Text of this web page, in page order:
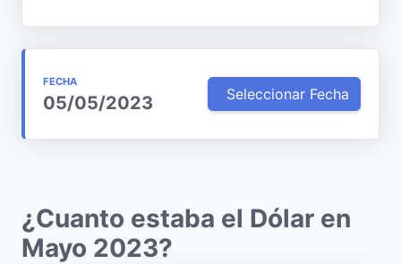
FECHA
05/05/2023 Seleccionar Fecha
¿Cuanto estaba el Dólar en
Mayo 2023?